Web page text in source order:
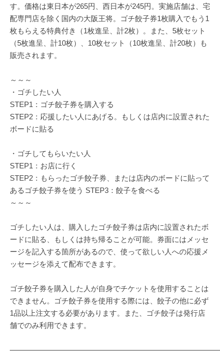
す。価格は東日本が265円、西日本が245円。実施店舗は、宅
配専門店を除く国内の大阪王将。ゴチ餃子券1枚購入でもう1
枚もらえる特典付き（1枚進呈、計2枚）。また、5枚セット
（5枚進呈、計10枚）、10枚セット（10枚進呈、計20枚）も
販売されます。
～～～
・ゴチしたい人
STEP1：ゴチ餃子券を購入する
STEP2：応援したい人にあげる。もしくは店内に設置された
ボードに貼る
・ゴチしてもらいたい人
STEP1：お店に行く
STEP2：もらったゴチ餃子券、または店内のボードに貼って
あるゴチ餃子券を使う STEP3：餃子を食べる
～～～
ゴチしたい人は、購入したゴチ餃子券は店内に設置されたボ
ードに貼る、もしくは持ち帰ることが可能。券面にはメッセ
ージを記入する箇所があるので、使って欲しい人への応援メ
ッセージを添えて配布できます。
ゴチ餃子券を購入した人が自身でチケットを使用することは
できません。ゴチ餃子券を使用する際には、餃子の他に必ず
1品以上注文する必要があります。また、ゴチ餃子は発行店
舗でのみ利用できます。